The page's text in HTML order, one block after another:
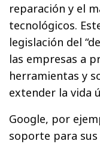
reparación y el
tecnológicos.
legislación del
las empresas a
herramientas y
extender la vida
Google, por
soporte para